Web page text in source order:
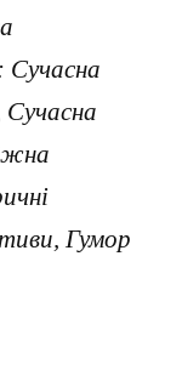
Сучасна
Сучасна
Гумор